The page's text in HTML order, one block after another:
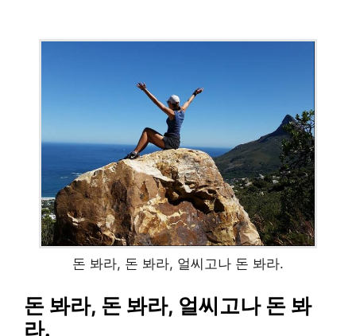
돈 봐라, 돈 봐라, 얼씨고나 돈 봐라.
돈 봐라, 돈 봐라, 얼씨고나 돈 봐
라.